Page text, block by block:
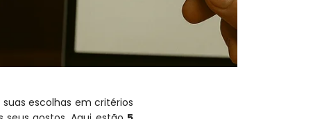
escolhas em critérios